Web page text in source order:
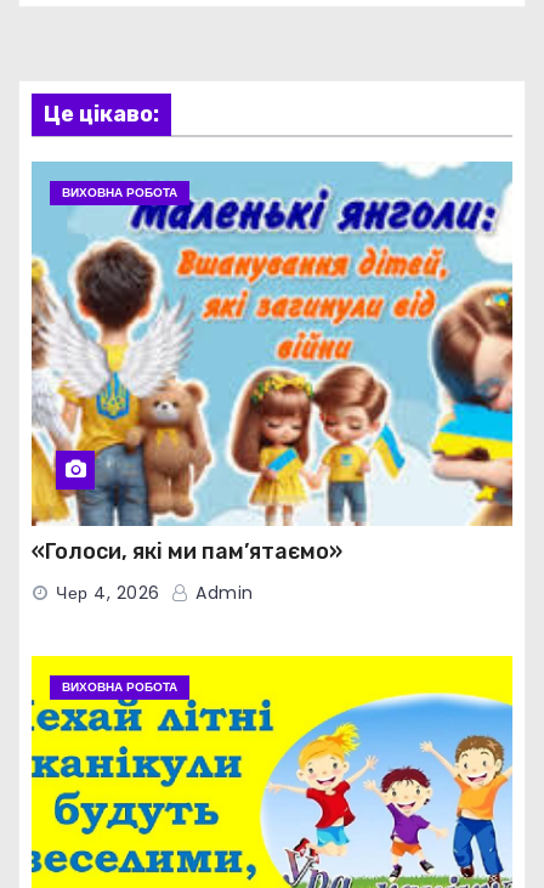
Це цікаво:
ВИХОВНА РОБОТА
«Голоси, які ми пам’ятаємо»
Чер 4, 2026 Admin
ВИХОВНА РОБОТА